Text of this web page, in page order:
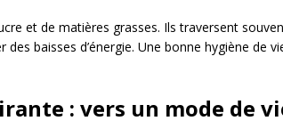
et de matières grasses. Ils traversent
baisses d’énergie. Une bonne hygiène de
: vers un mode de